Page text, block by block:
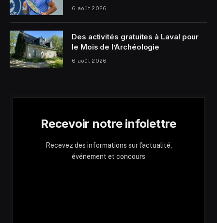
6 août 2026
Des activités gratuites à Laval pour
le Mois de l’Archéologie
6 août 2026
Recevoir notre infolettre
Recevez des informations sur l'actualité,
événement et concours